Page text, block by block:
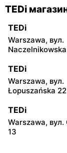
TEDi
TEDi
Warszawa, вул.
TEDi
Warszawa, вул.
Łopuszańska 22
TEDi
Warszawa, вул.
13